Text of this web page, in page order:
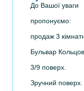
До Вашої уваги
пропонуємо:
продаж 3
Бульвар
3/9 поверх.
Зручний поверх.